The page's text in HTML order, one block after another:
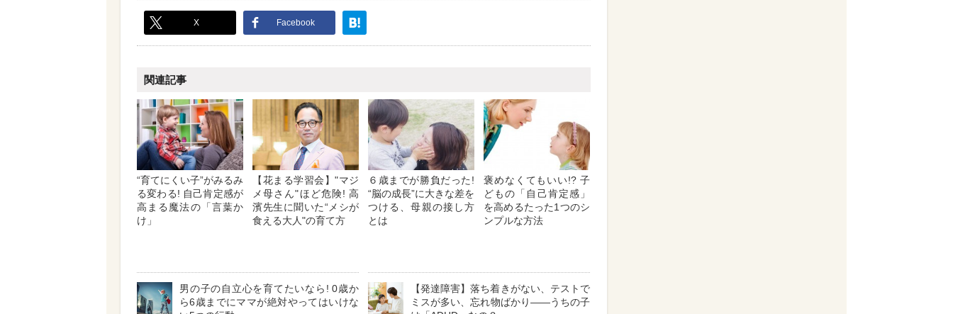
X Facebook
関連記事
“育てにくい子”がみるみ
る変わる! 自己肯定感が
高まる魔法の「言葉か
け」
【花まる学習会】"マジ
メ母さん"ほど危険! 高
濱先生に聞いた“メシが
食える大人"の育て方
６歳までが勝負だった!
“脳の成長”に大きな差を
つける、母親の接し方
とは
褒めなくてもいい!? 子
どもの「自己肯定感」
を高めるたった1つのシ
ンプルな方法
男の子の自立心を育てたいなら! 0歳か
ら6歳までにママが絶対やってはいけな
【発達障害】落ち着きがない、テストで
ミスが多い、忘れ物ばかり――うちの子